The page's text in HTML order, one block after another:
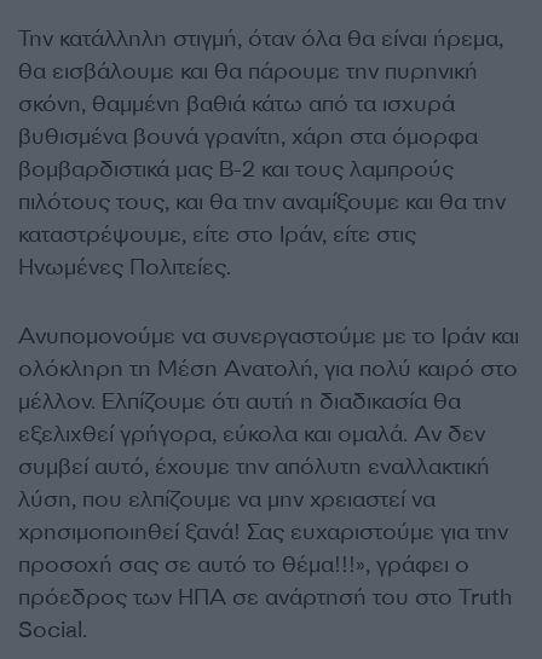
Την κατάλληλη στιγμή, όταν όλα θα είναι ήρεμα,
θα εισβάλουμε και θα πάρουμε την πυρηνική
σκόνη, θαμμένη βαθιά κάτω από τα ισχυρά
βυθισμένα βουνά γρανίτη, χάρη στα όμορφα
βομβαρδιστικά μας B-2 και τους λαμπρούς
πιλότους τους, και θα την αναμίξουμε και θα την
καταστρέψουμε, είτε στο Ιράν, είτε στις
Ηνωμένες Πολιτείες.
Ανυπομονούμε να συνεργαστούμε με το Ιράν και
ολόκληρη τη Μέση Ανατολή, για πολύ καιρό στο
μέλλον. Ελπίζουμε ότι αυτή η διαδικασία θα
εξελιχθεί γρήγορα, εύκολα και ομαλά. Αν δεν
συμβεί αυτό, έχουμε την απόλυτη εναλλακτική
λύση, που ελπίζουμε να μην χρειαστεί να
χρησιμοποιηθεί ξανά! Σας ευχαριστούμε για την
προσοχή σας σε αυτό το θέμα!!!», γράφει ο
πρόεδρος των ΗΠΑ σε ανάρτησή του στο Truth
Social.